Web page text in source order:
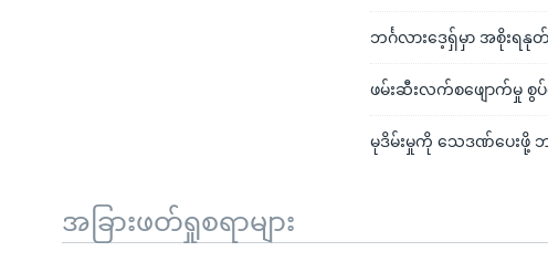
ဘင်္ဂလားဒေ့ရှ်မှာ အစိုးရနု
ဖမ်းဆီးလက်စဖျောက်မှု စွ
မုဒိမ်းမှုကို သေဒဏ်ပေးဖို့
အခြားဖတ်ရှုစရာများ